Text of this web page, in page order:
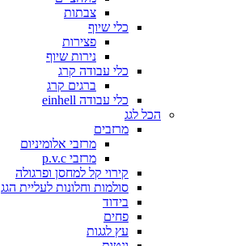
צבתות
כלי שיוף
פצירות
נירות שיוף
כלי עבודה קרג
ברגים קרג
כלי עבודה einhell
הכל לגג
מרזבים
מרזבי אלומיניום
מרזבי p.v.c
קירוי קל למחסן ופרגולה
סולמות וחלונות לעליית הגג
בידוד
פחים
עץ לגגות